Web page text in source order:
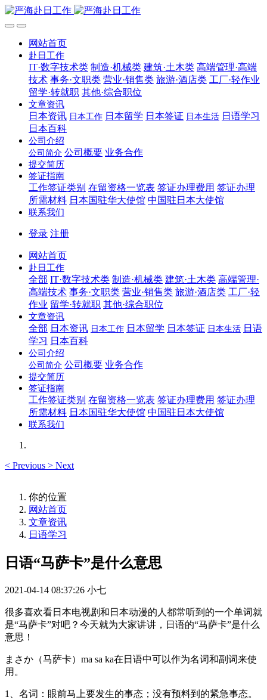
网站首页
赴日工作
IT·数字技术类 制造·机械类 建筑·土木类 高端管理·高端
技术 事务·文职类 营业·销售类 旅游·酒店类 工厂·轻作业
留学·转就职 其他·综合职位
文章资讯
日本资讯 日本工作 日本留学 日本签证 日本生活 日语学习
日本百科
公司介绍
公司简介 公司概要 业务合作
提交简历
签证指南
工作签证类别 在留资格一览表 签证办理费用 签证办理
所需材料 日本国驻华大使馆 中国驻日本大使馆
联系我们
登录 注册
网站首页
赴日工作
全部 IT·数字技术类 制造·机械类 建筑·土木类 高端管理·
高端技术 事务·文职类 营业·销售类 旅游·酒店类 工厂·轻
作业 留学·转就职 其他·综合职位
文章资讯
全部 日本资讯 日本工作 日本留学 日本签证 日本生活 日语
学习 日本百科
公司介绍
公司简介 公司概要 业务合作
提交简历
签证指南
工作签证类别 在留资格一览表 签证办理费用 签证办理
所需材料 日本国驻华大使馆 中国驻日本大使馆
联系我们
< Previous > Next
你的位置
网站首页
文章资讯
日语学习
日语“马萨卡”是什么意思
2021-04-14 08:37:26 小七
很多喜欢看日本电视剧和日本动漫的人都常听到的一个单词就
是“马萨卡”对吧？今天就为大家讲讲，日语的“马萨卡”是什么
意思！
まさか（马萨卡）ma sa ka在日语中可以作为名词和副词来使
用。
1、名词：眼前马上要发生的事态；没有预料到的紧急事态。